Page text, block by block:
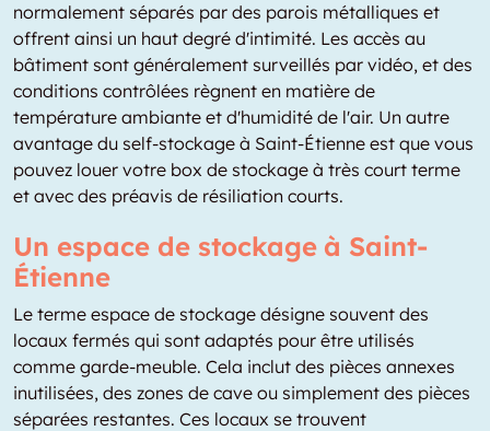
normalement séparés par des parois métalliques et
offrent ainsi un haut degré d'intimité. Les accès au
bâtiment sont généralement surveillés par vidéo, et des
conditions contrôlées règnent en matière de
température ambiante et d'humidité de l'air. Un autre
avantage du self-stockage à Saint-Étienne est que vous
pouvez louer votre box de stockage à très court terme
et avec des préavis de résiliation courts.
Un espace de stockage à Saint-
Étienne
Le terme espace de stockage désigne souvent des
locaux fermés qui sont adaptés pour être utilisés
comme garde-meuble. Cela inclut des pièces annexes
inutilisées, des zones de cave ou simplement des pièces
séparées restantes. Ces locaux se trouvent